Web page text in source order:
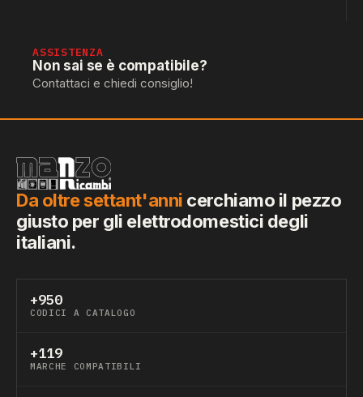
ASSISTENZA
Non sai se è compatibile?
Contattaci e chiedi consiglio!
Da oltre settant'anni cerchiamo il pezzo
giusto per gli elettrodomestici degli
italiani.
+950
CODICI A CATALOGO
+119
MARCHE COMPATIBILI